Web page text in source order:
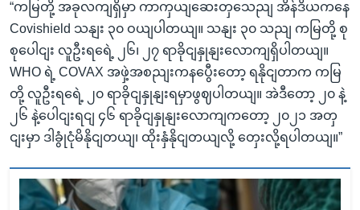
“ကမြတို့ အခုလကျရှိမှာ ကာကှယျဆေးတှသေညျ အိန်ဒိယကနေ
Covishield သနျး ၃၀ ဝယျပါတယျ။ သနျး ၃၀ သညျ ကမြတို့ စု
စုပေါငျး လူဦးရရေဲ့ ၂၆၊ ၂၇ ရာခိုငျနှုနျးလောကျရှိပါတယျ။
WHO ရဲ့ COVAX အဖှဲ့အစညျးကနပွေီးတော့ ရနိုငျတာက ကမြ
တို့ လူဦးရရေဲ့ ၂၀ ရာခိုငျနှုနျးရမှာဖွဈပါတယျ။ အဲဒီတော့ ၂၀ နဲ့
၂၆ နဲ့ပေါငျးရငျ ၄၆ ရာခိုငျနှုနျးလောကျကတော့ ၂၀၂၁ အတှ
ငျးမှာ ဒါခွုံငုံမိနိုငျတယျ၊ ထိုးနှံနိုငျတယျလို့ တှေးလို့ရပါတယျ။”